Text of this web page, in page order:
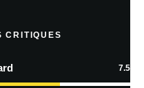
par e-mail.
En savoir
CRITIQUES
7.5